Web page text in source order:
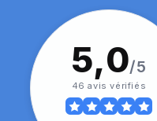
5,0/5
46 avis vérifiés